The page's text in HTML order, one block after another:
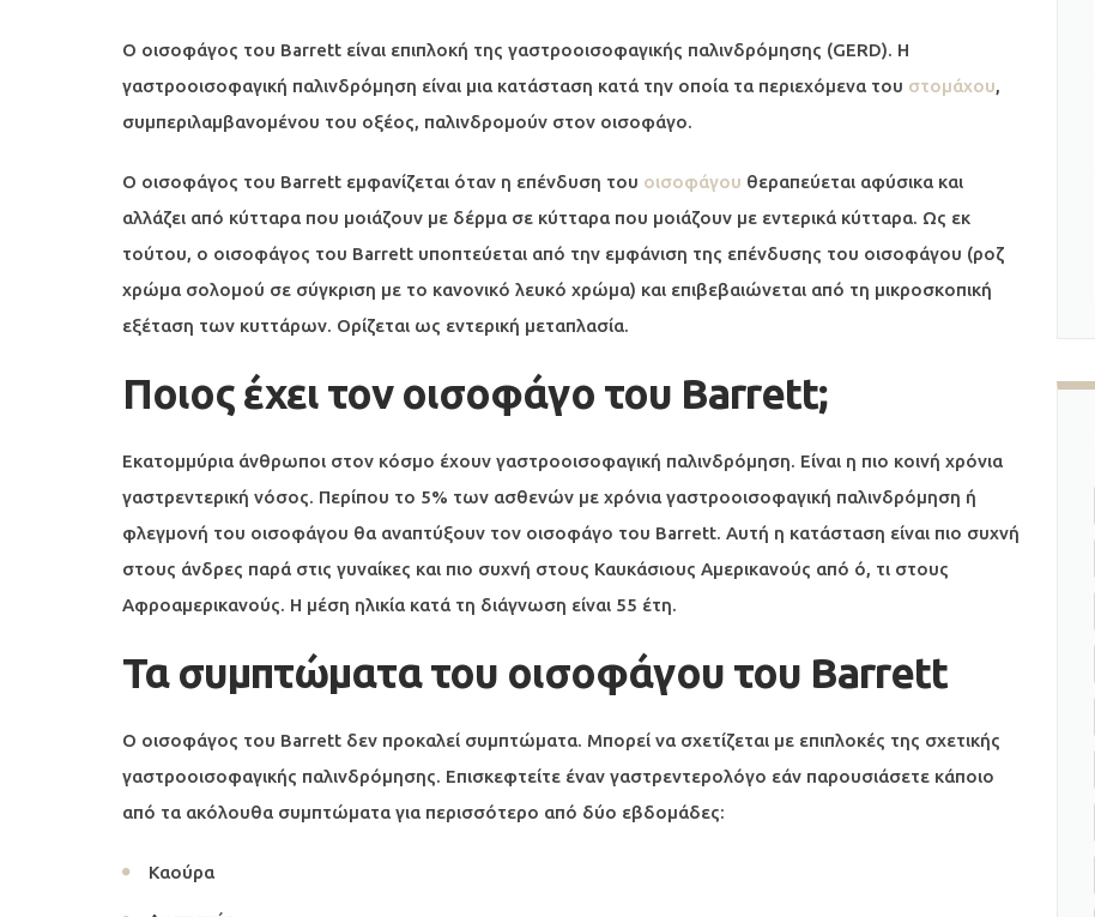
Ο οισοφάγος του Barrett είναι επιπλοκή της γαστροοισοφαγικής παλινδρόμησης (GERD). Η
γαστροοισοφαγική παλινδρόμηση είναι μια κατάσταση κατά την οποία τα περιεχόμενα του στομάχου,
συμπεριλαμβανομένου του οξέος, παλινδρομούν στον οισοφάγο.
Ο οισοφάγος του Barrett εμφανίζεται όταν η επένδυση του οισοφάγου θεραπεύεται αφύσικα και
αλλάζει από κύτταρα που μοιάζουν με δέρμα σε κύτταρα που μοιάζουν με εντερικά κύτταρα. Ως εκ
τούτου, ο οισοφάγος του Barrett υποπτεύεται από την εμφάνιση της επένδυσης του οισοφάγου (ροζ
χρώμα σολομού σε σύγκριση με το κανονικό λευκό χρώμα) και επιβεβαιώνεται από τη μικροσκοπική
εξέταση των κυττάρων. Ορίζεται ως εντερική μεταπλασία.
Ποιος έχει τον οισοφάγο του Barrett;
Εκατομμύρια άνθρωποι στον κόσμο έχουν γαστροοισοφαγική παλινδρόμηση. Είναι η πιο κοινή χρόνια
γαστρεντερική νόσος. Περίπου το 5% των ασθενών με χρόνια γαστροοισοφαγική παλινδρόμηση ή
φλεγμονή του οισοφάγου θα αναπτύξουν τον οισοφάγο του Barrett. Αυτή η κατάσταση είναι πιο συχνή
στους άνδρες παρά στις γυναίκες και πιο συχνή στους Καυκάσιους Αμερικανούς από ό, τι στους
Αφροαμερικανούς. Η μέση ηλικία κατά τη διάγνωση είναι 55 έτη.
Τα συμπτώματα του οισοφάγου του Barrett
Ο οισοφάγος του Barrett δεν προκαλεί συμπτώματα. Μπορεί να σχετίζεται με επιπλοκές της σχετικής
γαστροοισοφαγικής παλινδρόμησης. Επισκεφτείτε έναν γαστρεντερολόγο εάν παρουσιάσετε κάποιο
από τα ακόλουθα συμπτώματα για περισσότερο από δύο εβδομάδες:
Καούρα